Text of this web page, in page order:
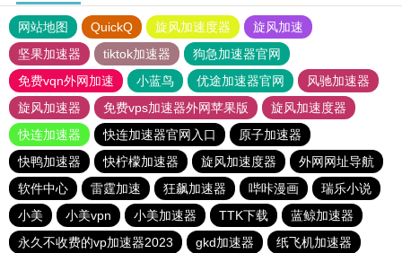
网站地图 QuickQ 旋风加速度器
旋风加速
坚果加速器
tiktok加速器
狗急加速器官网
免费vqn外网加速
小蓝鸟 优途加速器官网
风驰加速器
旋风加速器
免费vps加速器外网苹果版
旋风加速度器
快连加速器
快连加速器官网入口
原子加速器
快鸭加速器
快柠檬加速器 旋风加速度器
外网网址导航
软件中心
雷霆加速 狂飙加速器 哔咔漫画
瑞乐小说
小美
小美vpn 小美加速器 TTK下载
蓝鲸加速器
永久不收费的vp加速器2023
gkd加速器
纸飞机加速器